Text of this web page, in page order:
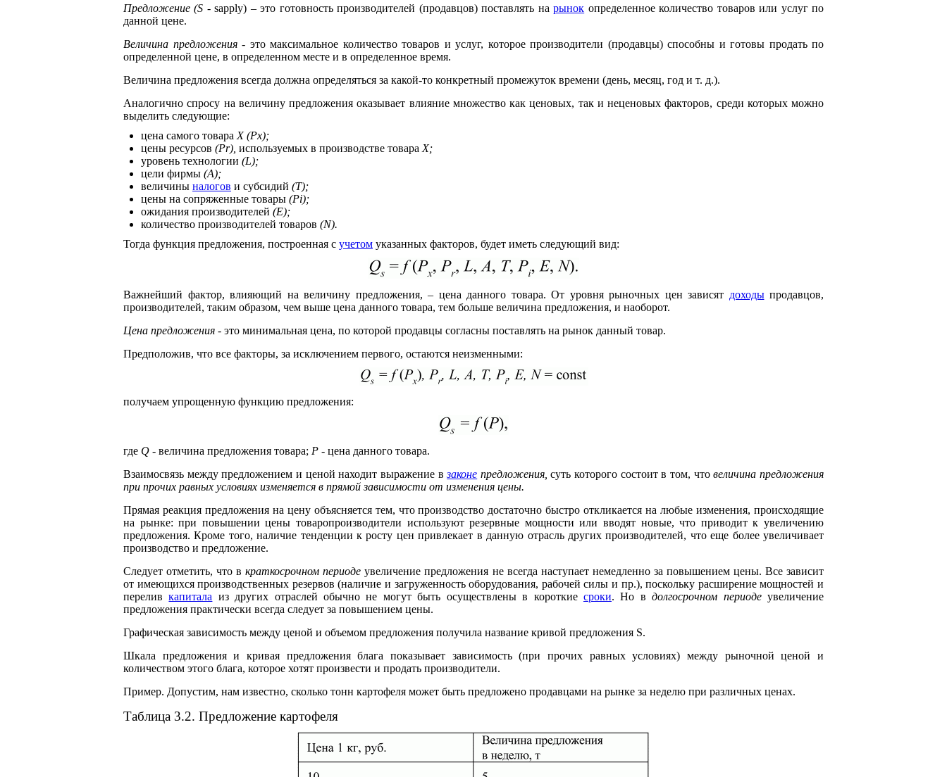
Предложение (S - sapply) – это готовность производителей (продавцов) поставлять нарынок определенное количество товаров или услуг по
данной цене.
Величина предложения- это максимальное количество товаров и услуг, которое производители (продавцы) способны и готовы продать по
определенной цене, в определенном месте и в определенное время.
Величина предложения всегда должна определяться за какой-то конкретный промежуток времени (день, месяц, год и т. д.).
Аналогично спросу на величину предложения оказывает влияние множество как ценовых, так и неценовых факторов, среди которых можно
выделить следующие:
цена самого товара X (Рx);
цены ресурсов (Рr), используемых в производстве товара X;
уровень технологии (L);
цели фирмы (А);
величины налогов и субсидий (T);
цены на сопряженные товары (Рi);
ожидания производителей (Е);
количество производителей товаров (N).
Тогда функция предложения, построенная с учетом указанных факторов, будет иметь следующий вид:
Важнейший фактор, влияющий на величину предложения, – цена данного товара. От уровня рыночных цен зависят доходыпродавцов,
производителей, таким образом, чем выше цена данного товара, тем больше величина предложения, и наоборот.
Цена предложения - это минимальная цена, по которой продавцы согласны поставлять на рынок данный товар.
Предположив, что все факторы, за исключением первого, остаются неизменными:
получаем упрощенную функцию предложения:
где Q - величина предложения товара; Р - цена данного товара.
Взаимосвязь между предложением и ценой находит выражение взаконе предложения, суть которого состоит в том, чтовеличина предложения
при прочих равных условиях изменяется в прямой зависимости от изменения цены.
Прямая реакция предложения на цену объясняется тем, что производство достаточно быстро откликается на любые изменения, происходящие
на рынке: при повышении цены товаропроизводители используют резервные мощности или вводят новые, что приводит к увеличению
предложения. Кроме того, наличие тенденции к росту цен привлекает в данную отрасль других производителей, что еще более увеличивает
производство и предложение.
Следует отметить, что вкраткосрочном периоде увеличение предложения не всегда наступает немедленно за повышением цены. Все зависит
от имеющихся производственных резервов (наличие и загруженность оборудования, рабочей силы и пр.), поскольку расширение мощностей и
переливкапитала из других отраслей обычно не могут быть осуществлены в короткие сроки. Но вдолгосрочном периодеувеличение
предложения практически всегда следует за повышением цены.
Графическая зависимость между ценой и объемом предложения получила название кривой предложения S.
Шкала предложения и кривая предложения блага показывает зависимость (при прочих равных условиях) между рыночной ценой и
количеством этого блага, которое хотят произвести и продать производители.
Пример. Допустим, нам известно, сколько тонн картофеля может быть предложено продавцами на рынке за неделю при различных ценах.
Таблица 3.2. Предложение картофеля